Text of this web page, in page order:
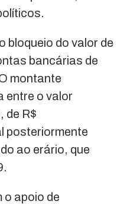
bloqueio do valor de
bancárias de
montante
entre o valor
de R$
posteriormente
ao erário, que
apoio de